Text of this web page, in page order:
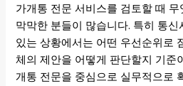
가개통 전문 서비스를 검토할 때
막막한 분들이 많습니다. 특히 통
있는 상황에서는 어떤 우선순위로
체의 제안을 어떻게 판단할지 기준
개통 전문을 중심으로 실무적으로